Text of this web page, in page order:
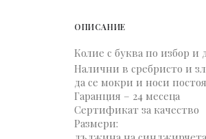
ОПИСАНИЕ
Колие с буква по избор и
Налични в сребристо и
да се мокри и носи
Гаранция – 24 месеца
Сертификат за качество
Размери: